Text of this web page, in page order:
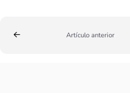
Artículo anterior